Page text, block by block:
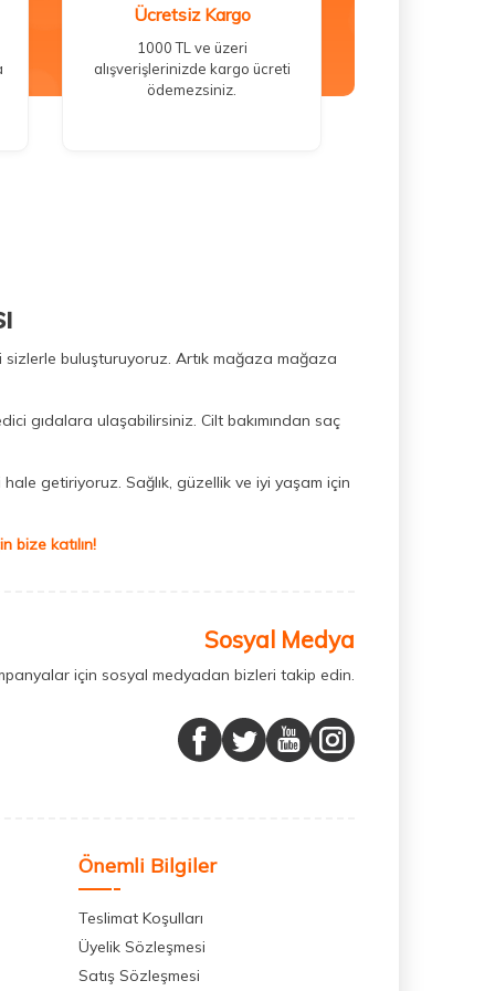
Ücretsiz Kargo
1000 TL ve üzeri
alışverişlerinizde kargo ücreti
ödemezsiniz.
sizlerle buluşturuyoruz. Artık mağaza mağaza
gıdalara ulaşabilirsiniz. Cilt bakımından saç
getiriyoruz. Sağlık, güzellik ve iyi yaşam için
bize katılın!
Sosyal Medya
için sosyal medyadan bizleri takip edin.
Önemli Bilgiler
Teslimat Koşulları
Üyelik Sözleşmesi
Satış Sözleşmesi